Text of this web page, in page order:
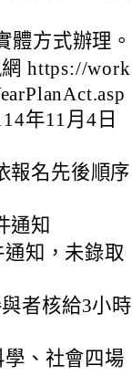
體方式辦理。
https://work
年11月4日
報名先後順序
通知
知，未錄取
者核給3小時
、社會四場